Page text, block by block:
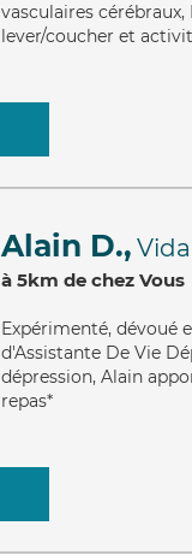
vasculaires
lever/coucher et
Alain D.,
à 5km de chez Vous
Expérimenté, dévoué
d'Assistante De Vie
dépression, Alain
repas*